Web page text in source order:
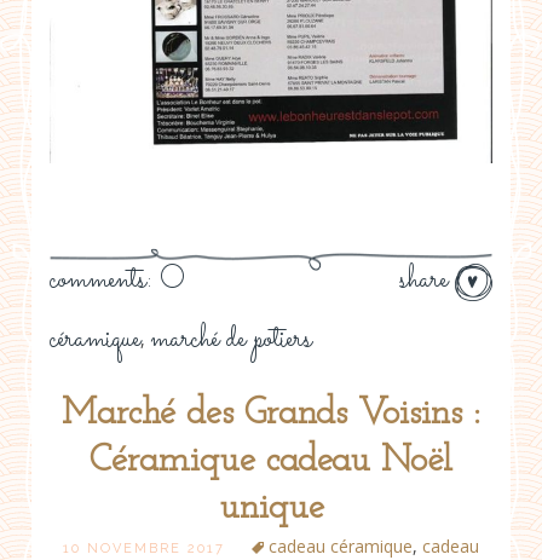
share
comments: 0
céramique, marché de potiers
Marché des Grands Voisins :
Céramique cadeau Noël
unique
10 NOVEMBRE 2017 cadeau céramique, cadeau